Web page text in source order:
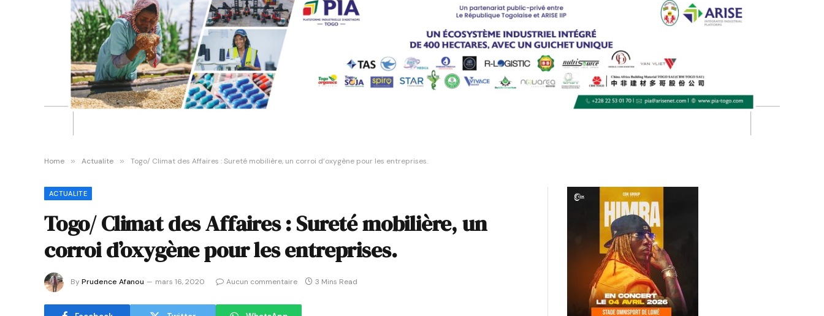
Home » Actualite » Togo/ Climat des Affaires : Sureté mobilière, un corroi d’oxygène pour les entreprises.
ACTUALITE
Togo/ Climat des Affaires : Sureté mobilière, un
corroi d’oxygène pour les entreprises.
ByPrudence Afanou mars 16, 2020 Aucun commentaire 3 Mins Read